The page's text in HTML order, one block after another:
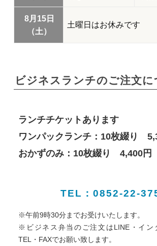
8月15日
（土）
土曜日はお休みです
ビジネスランチのご注文に
ランチチケットあります
ワンパックランチ：10枚綴り
おかずのみ：10枚綴り 4,400円
TEL：0852-22-
※午前9時30分までお受けいたします。
※ビジネス弁当のご注文はLINE・イン
TEL・FAXでお願い致します。